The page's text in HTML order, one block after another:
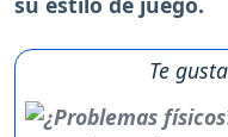
Te